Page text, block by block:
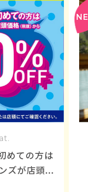
めての方は
ズが店頭